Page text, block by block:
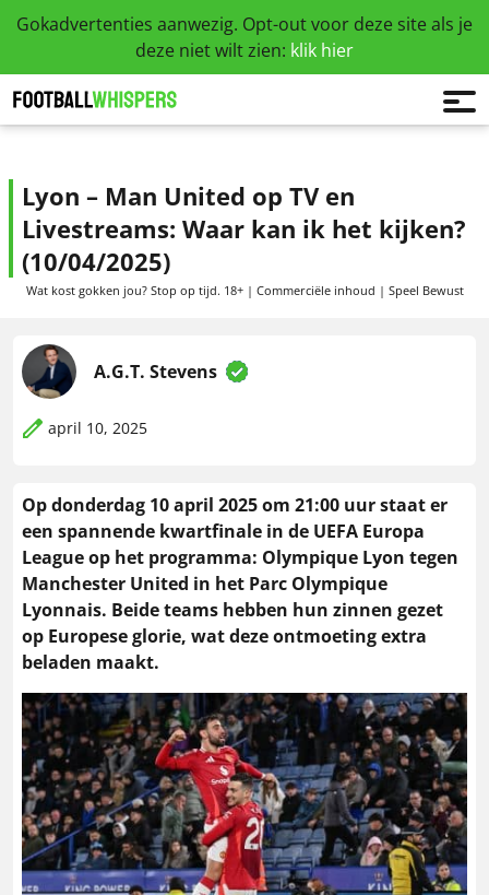
Gokadvertenties aanwezig. Opt-out voor deze site als je
deze niet wilt zien: klik hier
Lyon – Man United op TV en
Livestreams: Waar kan ik het kijken?
(10/04/2025)
Wat kost gokken jou? Stop op tijd. 18+ | Commerciële inhoud | Speel Bewust
A.G.T. Stevens
april 10, 2025
Op donderdag 10 april 2025 om 21:00 uur staat er
een spannende kwartfinale in de UEFA Europa
League op het programma: Olympique Lyon tegen
Manchester United in het Parc Olympique
Lyonnais. Beide teams hebben hun zinnen gezet
op Europese glorie, wat deze ontmoeting extra
beladen maakt.